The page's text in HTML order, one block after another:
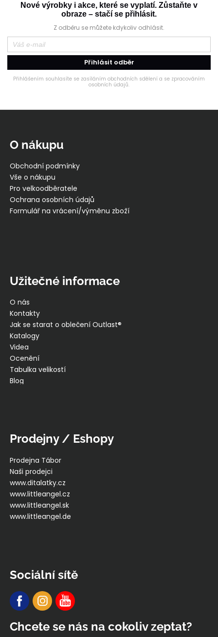
Nové výrobky i akce, které se vyplatí. Zůstaňte v
obraze – stačí se přihlásit.
Z odběru se můžete kdykoliv odhlásit.
Přihlásit odběr
Přihlášením souhlasíte se zasíláním obchodních sdělení a se zpracováním
osobních údajů.
O nákupu
Obchodní podmínky
Vše o nákupu
Pro velkoodběratele
Ochrana osobních údajů
Formulář na vrácení/výměnu zboží
Užitečné informace
O nás
Kontakty
Jak se starat o oblečení Outlast®
Katalogy
Videa
Ocenění
Tabulka velikostí
Blog
Prodejny / Eshopy
Prodejna Tábor
Naši prodejci
www.ditalatky.cz
www.littleangel.cz
www.littleangel.sk
www.littleangel.de
Sociální sítě
Chcete se nás na cokoliv zeptat?